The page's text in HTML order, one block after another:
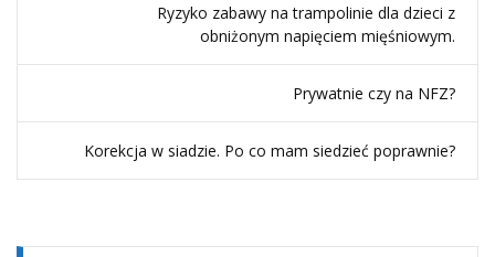
Ryzyko zabawy na trampolinie dla dzieci z
obniżonym napięciem mięśniowym.
Prywatnie czy na NFZ?
Korekcja w siadzie. Po co mam siedzieć poprawnie?